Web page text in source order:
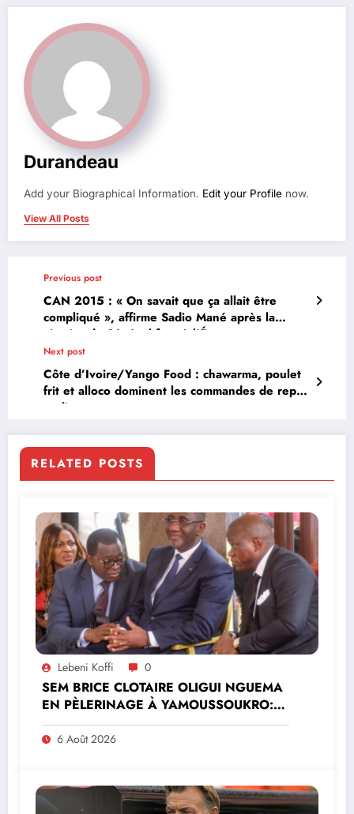
Durandeau
Add your Biographical Information. Edit your Profile now.
View All Posts
Previous post
CAN 2015 : « On savait que ça allait être
compliqué », affirme Sadio Mané après la
victoire du Sénégal face à l’Égypte
Next post
Côte d’Ivoire/Yango Food : chawarma, poulet
frit et alloco dominent les commandes de repas
en ligne
RELATED POSTS
Lebeni Koffi 0
SEM BRICE CLOTAIRE OLIGUI NGUEMA
EN PÈLERINAGE À YAMOUSSOUKRO:LE
MINISTRE PAULIN CLAUDE DANHO
PREND PART À LA CÉRÉMONIE
6 Août 2026